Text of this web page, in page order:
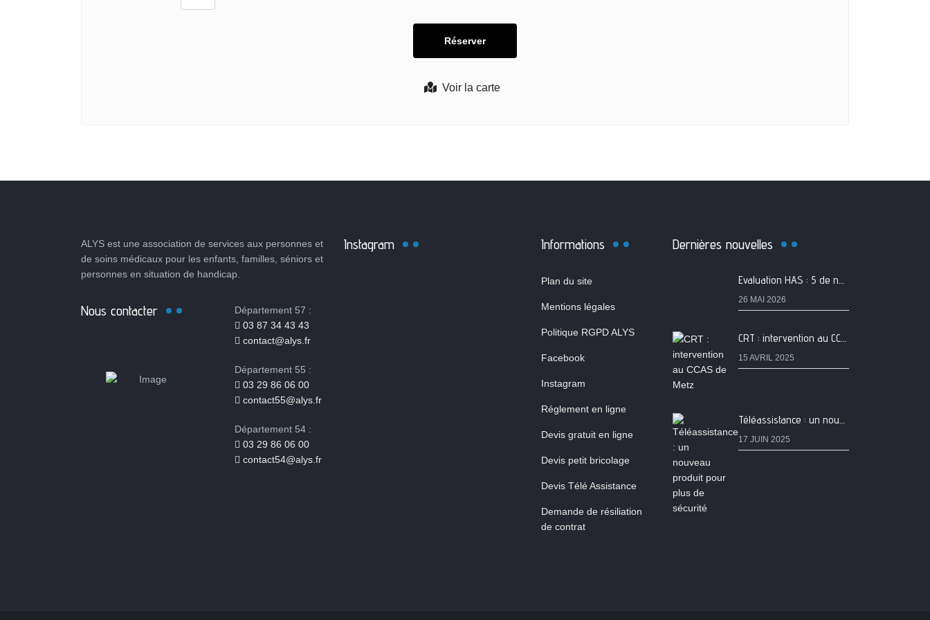
Voir la carte
ALYS est une association de services aux personnes et
de soins médicaux pour les enfants, familles, séniors et
personnes en situation de handicap.
Nous contacter
Département 57 :
03 87 34 43 43
contact@alys.fr
Département 55 :
03 29 86 06 00
contact55@alys.fr
Département 54 :
03 29 86 06 00
contact54@alys.fr
Instagram Informations
Plan du site
Mentions légales
Politique RGPD ALYS
Facebook
Instagram
Réglement en ligne
Devis gratuit en ligne
Devis petit bricolage
Devis Télé Assistance
Demande de résiliation
de contrat
Dernières nouvelles
Evaluation HAS : 5 de nos services classés A
26 MAI 2026
CRT : intervention au CCAS de Metz
15 AVRIL 2025
Téléassistance : un nouveau produit pour plus de sécurité
17 JUIN 2025